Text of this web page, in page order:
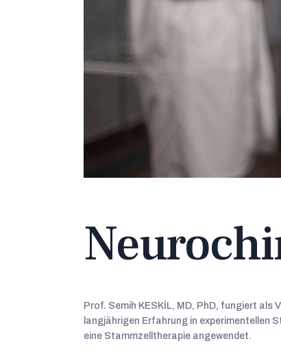
Prof. Semih KESKİL, MD, PhD, fungiert
langjährigen Erfahrung in experimentellen
eine Stammzelltherapie angewendet.